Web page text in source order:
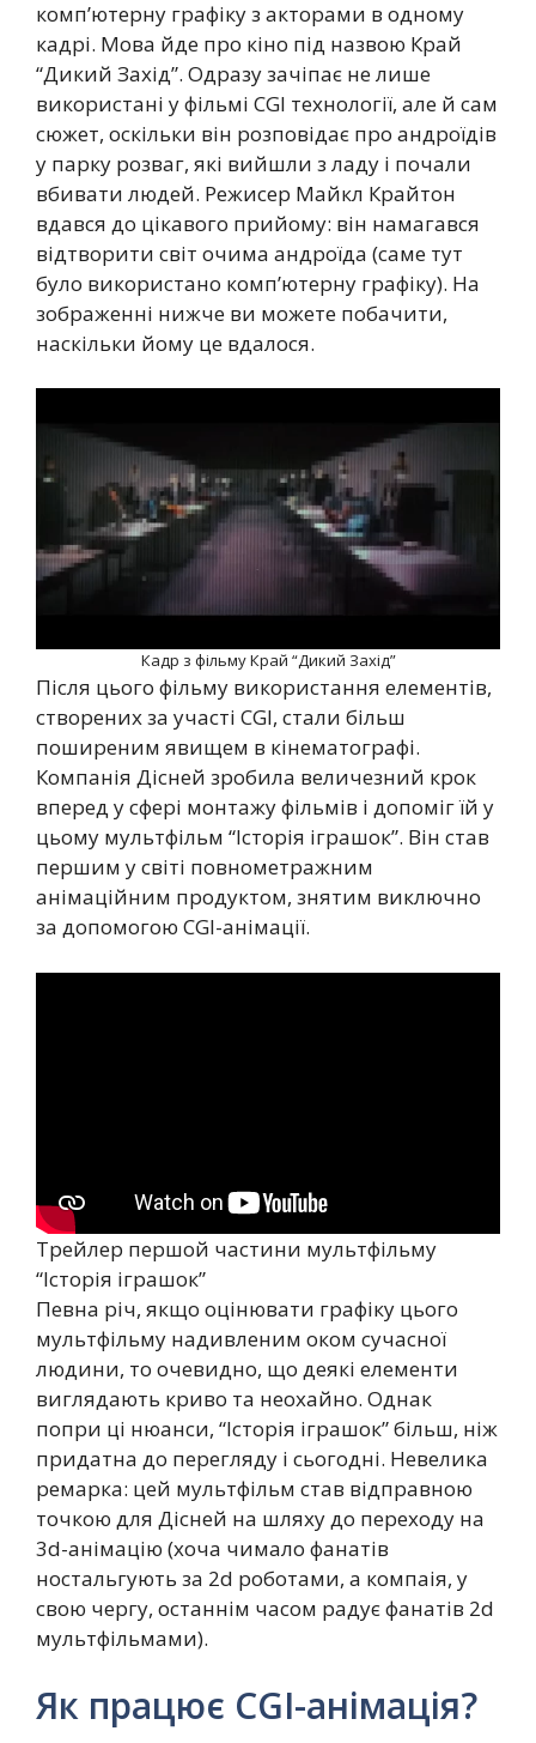
комп’ютерну графіку з акторами в одному
кадрі. Мова йде про кіно під назвою Край
“Дикий Захід”. Одразу зачіпає не лише
використані у фільмі CGI технології, але й сам
сюжет, оскільки він розповідає про андроїдів
у парку розваг, які вийшли з ладу і почали
вбивати людей. Режисер Майкл Крайтон
вдався до цікавого прийому: він намагався
відтворити світ очима андроїда (саме тут
було використано комп’ютерну графіку). На
зображенні нижче ви можете побачити,
наскільки йому це вдалося.
Кадр з фільму Край “Дикий Захід”
Після цього фільму використання елементів,
створених за участі CGI, стали більш
поширеним явищем в кінематографі.
Компанія Дісней зробила величезний крок
вперед у сфері монтажу фільмів і допоміг їй у
цьому мультфільм “Історія іграшок”. Він став
першим у світі повнометражним
анімаційним продуктом, знятим виключно
за допомогою CGI-анімації.
Трейлер першой частини мультфільму
“Історія іграшок”
Певна річ, якщо оцінювати графіку цього
мультфільму надивленим оком сучасної
людини, то очевидно, що деякі елементи
виглядають криво та неохайно. Однак
попри ці нюанси, “Історія іграшок” більш, ніж
придатна до перегляду і сьогодні. Невелика
ремарка: цей мультфільм став відправною
точкою для Дісней на шляху до переходу на
3d-анімацію (хоча чимало фанатів
ностальгують за 2d роботами, а компаія, у
свою чергу, останнім часом радує фанатів 2d
мультфільмами).
Як працює CGI-анімація?